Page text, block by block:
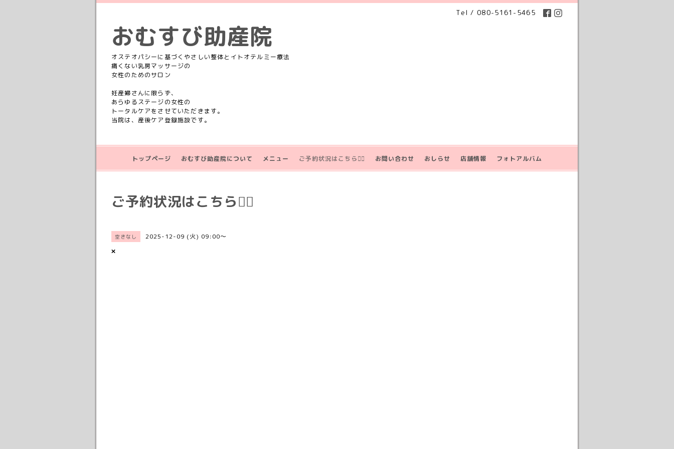
Tel / 080-5161-5465
おむすび助産院
オステオパシーに基づくやさしい整体とイトオテルミー療法
痛くない乳房マッサージの
女性のためのサロン
妊産婦さんに限らず、
あらゆるステージの女性の
トータルケアをさせていただきます。
当院は、産後ケア登録施設です。
トップページ おむすび助産院について メニュー ご予約状況はこちら💁‍♀️ お問い合わせ おしらせ 店舗情報 フォトアルバム
ご予約状況はこちら💁‍♀️
空きなし 2025-12-09 (火) 09:00～
×